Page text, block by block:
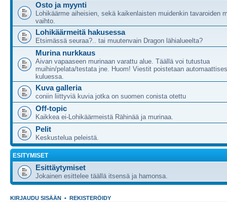
Osto ja myynti
Lohikäärme aiheisien, sekä kaikenlaisten muidenkin tavaroiden
vaihto.
Lohikäärmeitä hakusessa
Etsimässä seuraa?.. tai muutenvain Dragon lähialueelta?
Murina nurkkaus
Aivan vapaaseen murinaan varattu alue. Täällä voi tutustua
muihin/pelata/testata jne. Huom! Viestit poistetaan
kuluessa.
Kuva galleria
coniin liittyviä kuvia jotka on suomen conista otettu
Off-topic
Kaikkea ei-Lohikäärmeistä Rähinää ja murinaa.
Pelit
Keskustelua peleistä.
ESITYMISET
Esittäytymiset
Jokainen esittelee täällä itsensä ja hamonsa.
KIRJAUDU SISÄÄN • REKISTERÖIDY